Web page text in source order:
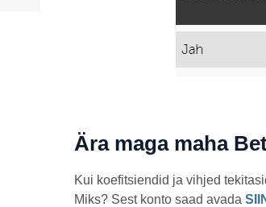
Ära maga maha
Kui koefitsiendid ja vihjed
Miks? Sest konto saad avada